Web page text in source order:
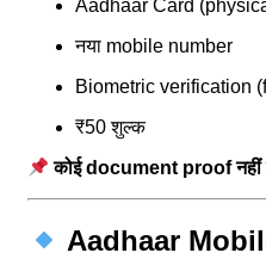
Aadhaar Card
नया mobile number
Biometric verification
₹50 शुल्क
कोई document proof नहीं
Aadhaar